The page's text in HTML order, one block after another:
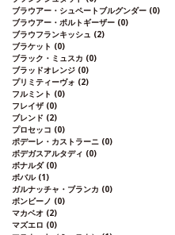
ブラウアー・シュペートブルグンダー (0)
ブラウアー・ポルトギーザー (0)
ブラウフランキッシュ (2)
ブラケット (0)
ブラック・ミュスカ (0)
ブラッドオレンジ (0)
プリミティーヴォ (2)
フルミント (0)
フレイザ (0)
ブレンド (2)
プロセッコ (0)
ポデーレ・カストラーニ (0)
ボデガスアルタディ (0)
ボナルダ (0)
ボバル (1)
ガルナッチャ・ブランカ (0)
ボンビーノ (0)
マカベオ (2)
マズエロ (0)